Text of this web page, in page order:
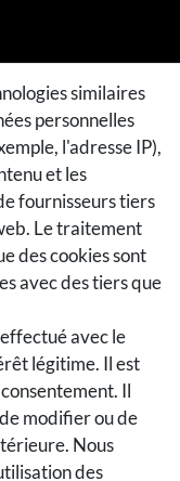
similaires
personnelles
l'adresse IP),
et les
fournisseurs tiers
Le traitement
des cookies sont
avec des tiers que
avec le
légitime. Il est
Il
modifier ou de
Nous
des